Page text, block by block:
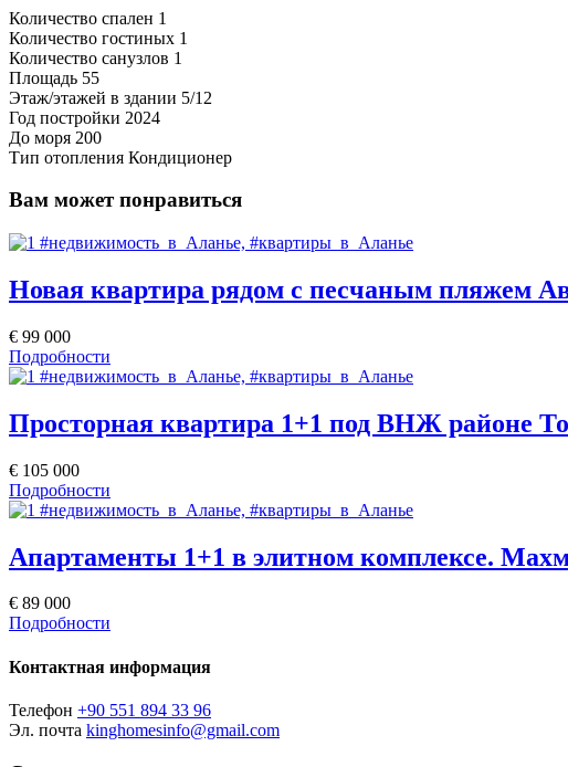
Количество спален 1
Количество гостиных 1
Количество санузлов 1
Площадь 55
Этаж/этажей в здании 5/12
Год постройки 2024
До моря 200
Тип отопления Кондиционер
Вам может понравиться
Новая квартира рядом с песчаным пляжем
€ 99 000
Подробности
Просторная квартира 1+1 под ВНЖ районе
€ 105 000
Подробности
Апартаменты 1+1 в элитном комплексе.
€ 89 000
Подробности
Контактная информация
Телефон +90 551 894 33 96
Эл. почта kinghomesinfo@gmail.com